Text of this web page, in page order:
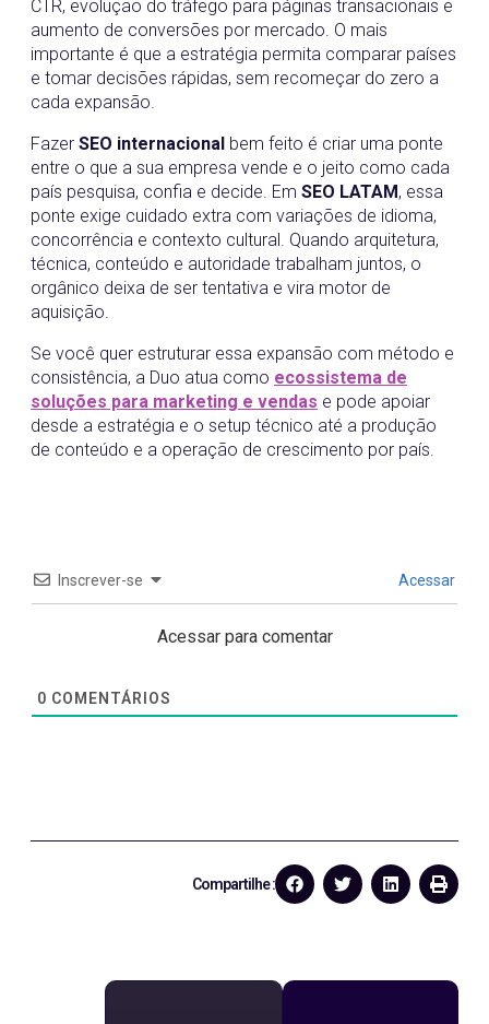
CTR, evolução do tráfego para páginas transacionais e
aumento de conversões por mercado. O mais
importante é que a estratégia permita comparar países
e tomar decisões rápidas, sem recomeçar do zero a
cada expansão.
Fazer SEO internacional bem feito é criar uma ponte
entre o que a sua empresa vende e o jeito como cada
país pesquisa, confia e decide. Em SEO LATAM, essa
ponte exige cuidado extra com variações de idioma,
concorrência e contexto cultural. Quando arquitetura,
técnica, conteúdo e autoridade trabalham juntos, o
orgânico deixa de ser tentativa e vira motor de
aquisição.
Se você quer estruturar essa expansão com método e
consistência, a Duo atua como ecossistema de
soluções para marketing e vendas e pode apoiar
desde a estratégia e o setup técnico até a produção
de conteúdo e a operação de crescimento por país.
Inscrever-se Acessar
Acessar para comentar
0 COMENTÁRIOS
Compartilhe :